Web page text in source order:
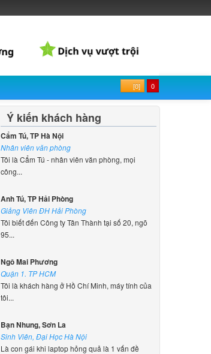
[0] 0
Ý kiến khách hàng
Cẩm Tú, TP Hà Nội
Nhân viên văn phòng
Tôi là Cẩm Tú - nhân viên văn phòng, mọi
công...
Anh Tú, TP Hải Phòng
Giảng Viên ĐH Hải Phòng
Tôi biết đến Công ty Tân Thành tại số 20, ngõ
95...
Ngô Mai Phương
Quận 1. TP HCM
Tôi là khách hàng ở Hồ Chí Minh, máy tính của
tôi...
Bạn Nhung, Sơn La
Sinh Viên, Đại Học Hà Nội
Là con gái khi laptop hỏng quả là 1 vấn đề